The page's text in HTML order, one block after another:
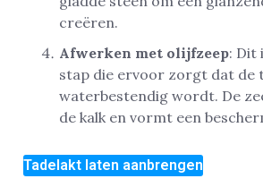
creëren.
Afwerken met olijfzeep: Dit
stap die ervoor zorgt dat de
waterbestendig wordt. De
de kalk en vormt een
Tadelakt laten aanbrengen